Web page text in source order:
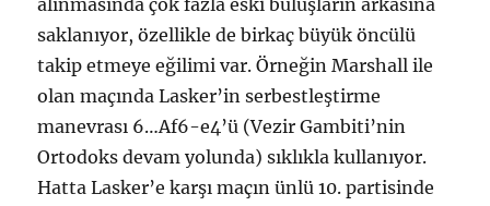
alınmasında çok fazla eski buluşların arkasına
saklanıyor, özellikle de birkaç büyük öncülü
takip etmeye eğilimi var. Örneğin Marshall ile
olan maçında Lasker’in serbestleştirme
manevrası 6…Af6-e4’ü (Vezir Gambiti’nin
Ortodoks devam yolunda) sıklıkla kullanıyor.
Hatta Lasker’e karşı maçın ünlü 10. partisinde